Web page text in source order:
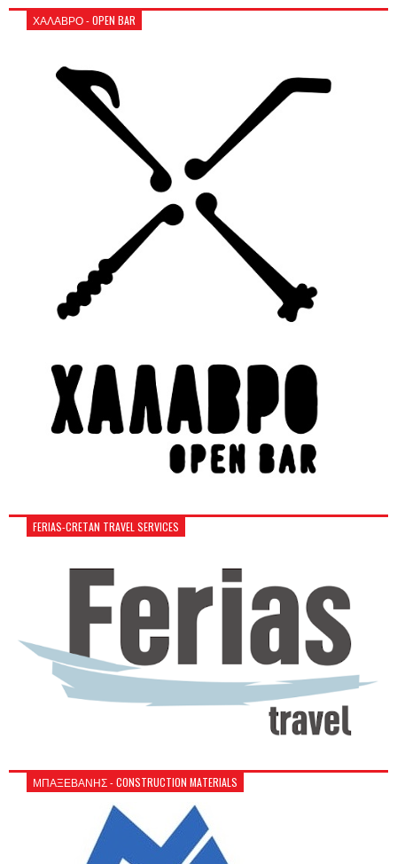
ΧΑΛΑΒΡΟ - OPEN BAR
FERIAS-CRETAN TRAVEL SERVICES
ΜΠΑΞΕΒΑΝΗΣ - CONSTRUCTION MATERIALS